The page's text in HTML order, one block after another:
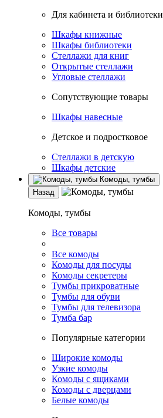
Для кабинета и библиотеки
Шкафы книжные
Шкафы библиотеки
Стеллажи для книг
Открытые стеллажи
Угловые стеллажи
Сопутствующие товары
Шкафы навесные
Детское и подростковое
Стеллажи в детскую
Шкафы детские
Комоды, тумбы
Назад
Комоды, тумбы
Все товары
Все комоды
Комоды для посуды
Комоды секретеры
Тумбы прикроватные
Тумбы для обуви
Тумбы для телевизора
Тумба бар
Популярные категории
Широкие комоды
Узкие комоды
Комоды с ящиками
Комоды с дверцами
Белые комоды